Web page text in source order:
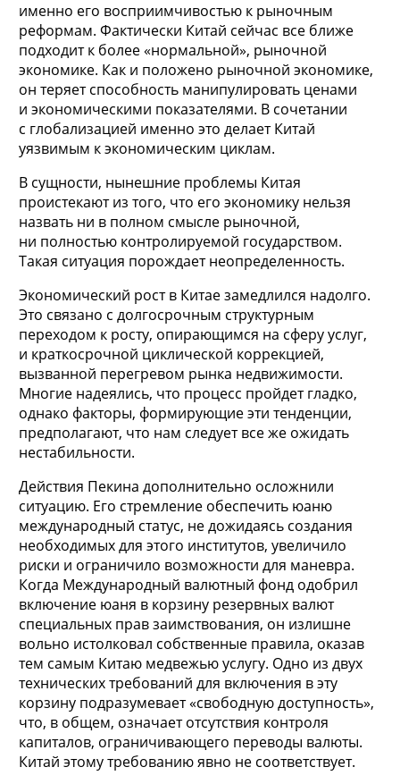
именно его восприимчивостью к рыночным
реформам. Фактически Китай сейчас все ближе
подходит к более «нормальной», рыночной
экономике. Как и положено рыночной экономике,
он теряет способность манипулировать ценами
и экономическими показателями. В сочетании
с глобализацией именно это делает Китай
уязвимым к экономическим циклам.
В сущности, нынешние проблемы Китая
проистекают из того, что его экономику нельзя
назвать ни в полном смысле рыночной,
ни полностью контролируемой государством.
Такая ситуация порождает неопределенность.
Экономический рост в Китае замедлился надолго.
Это связано с долгосрочным структурным
переходом к росту, опирающимся на сферу услуг,
и краткосрочной циклической коррекцией,
вызванной перегревом рынка недвижимости.
Многие надеялись, что процесс пройдет гладко,
однако факторы, формирующие эти тенденции,
предполагают, что нам следует все же ожидать
нестабильности.
Действия Пекина дополнительно осложнили
ситуацию. Его стремление обеспечить юаню
международный статус, не дожидаясь создания
необходимых для этого институтов, увеличило
риски и ограничило возможности для маневра.
Когда Международный валютный фонд одобрил
включение юаня в корзину резервных валют
специальных прав заимствования, он излишне
вольно истолковал собственные правила, оказав
тем самым Китаю медвежью услугу. Одно из двух
технических требований для включения в эту
корзину подразумевает «свободную доступность»,
что, в общем, означает отсутствия контроля
капиталов, ограничивающего переводы валюты.
Китай этому требованию явно не соответствует.